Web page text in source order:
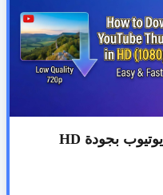
كيفية تحميل صور مصغرة من يوتيوب بجودة HD